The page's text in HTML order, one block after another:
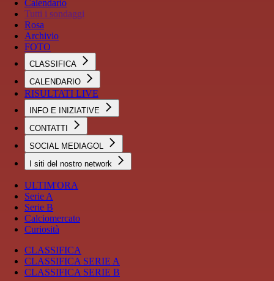
Calendario
Tutti i sondaggi
Rosa
Archivio
FOTO
CLASSIFICA
CALENDARIO
RISULTATI LIVE
INFO E INIZIATIVE
CONTATTI
SOCIAL MEDIAGOL
I siti del nostro network
ULTIM'ORA
Serie A
Serie B
Calciomercato
Curiosità
CLASSIFICA
CLASSIFICA SERIE A
CLASSIFICA SERIE B